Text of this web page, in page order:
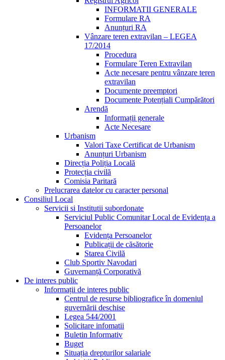
INFORMATII GENERALE
Formulare RA
Anunțuri RA
Vânzare teren extravilan – LEGEA
17/2014
Procedura
Formulare Teren Extravilan
Acte necesare pentru vânzare teren
extravilan
Documente preemptori
Documente Potențiali Cumpărători
Arendă
Informații generale
Acte Necesare
Urbanism
Valori Taxe Certificat de Urbanism
Anunțuri Urbanism
Direcția Poliția Locală
Protecția civilă
Comisia Paritară
Prelucrarea datelor cu caracter personal
Consiliul Local
Servicii si Institutii subordonate
Serviciul Public Comunitar Local de Evidența a
Persoanelor
Evidența Persoanelor
Publicații de căsătorie
Starea Civilă
Club Sportiv Navodari
Guvernanță Corporativă
De interes public
Informații de interes public
Centrul de resurse bibliografice în domeniul
guvernării deschise
Legea 544/2001
Solicitare infomatii
Buletin Informativ
Buget
Situația drepturilor salariale